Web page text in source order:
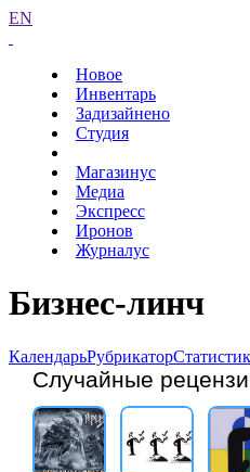
EN
Новое
Инвентарь
Задизайнено
Студия
Магазинус
Медиа
Экспресс
Иронов
Журналус
Бизнес-линч
КалендарьРубрикатор
Случайные